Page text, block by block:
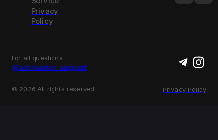
Privacy
Policy
For all questions
@arbihunter_support
© 2026 All rights reserved Privacy Policy